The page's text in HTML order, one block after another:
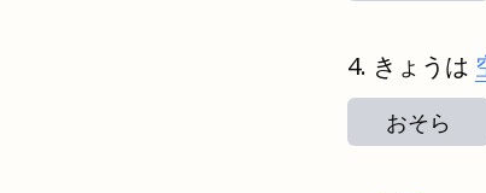
きょうは
おそら